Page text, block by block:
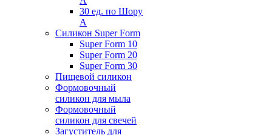
30 ед. по Шору
А
Силикон Super Form
Super Form 10
Super Form 20
Super Form 30
Пищевой силикон
Формовочный
силикон для мыла
Формовочный
силикон для свечей
Загуститель для